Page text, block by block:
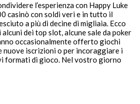
l’esperienza con Happy Luke
casinò con soldi veri e in tutto il
a più di decine di migliaia. Ecco
dei top slot, alcune sale da poker
occasionalmente offerto giochi
nuove iscrizioni o per incoraggiare i
formati di gioco. Nel vostro giorno